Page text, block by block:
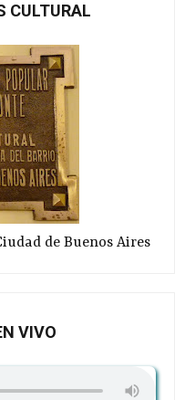
CULTURAL
de Buenos Aires
VIVO